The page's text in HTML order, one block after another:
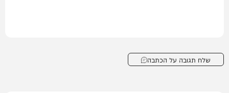
שלח תגובה על הכתבה